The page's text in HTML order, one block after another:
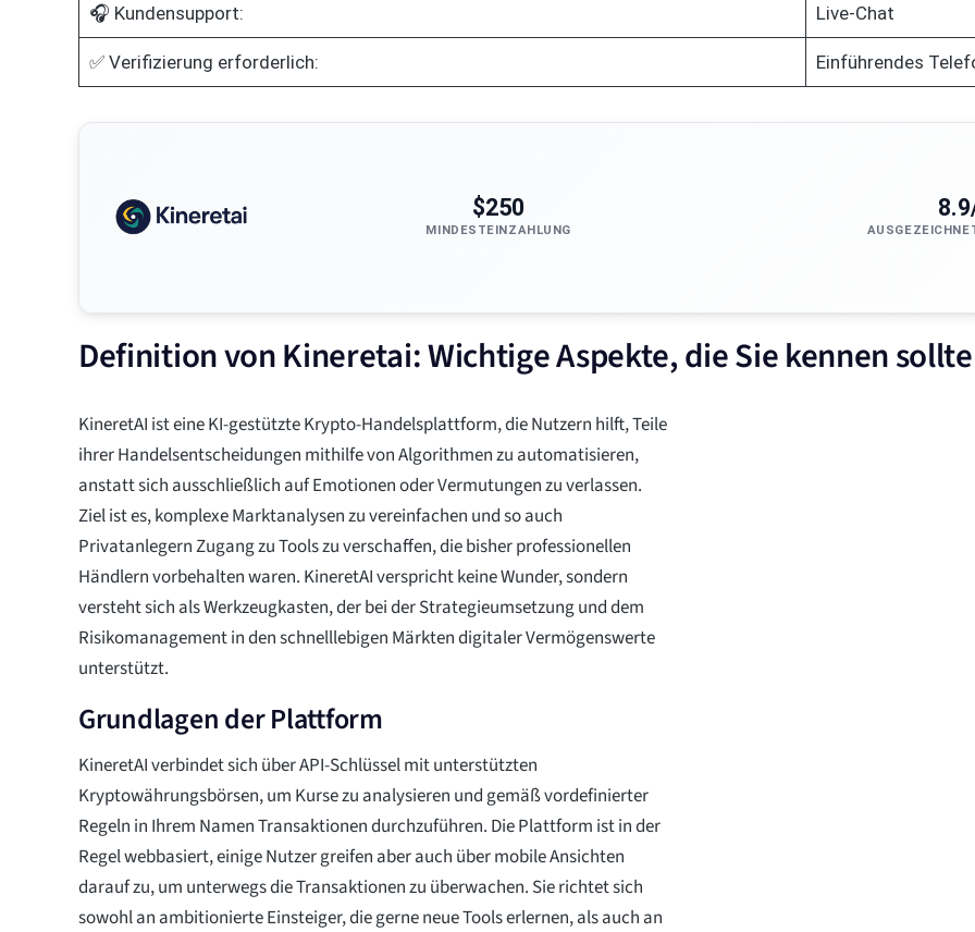
🎧 Kundensupport: Live-Chat
✅ Verifizierung erforderlich: Einführendes
$250
MINDESTEINZAHLUNG
Definition von Kineretai: Wichtige Aspekte, die Sie kennen
KineretAI ist eine KI-gestützte Krypto-Handelsplattform, die Nutzern hilft, Teile
ihrer Handelsentscheidungen mithilfe von Algorithmen zu automatisieren,
anstatt sich ausschließlich auf Emotionen oder Vermutungen zu verlassen.
Ziel ist es, komplexe Marktanalysen zu vereinfachen und so auch
Privatanlegern Zugang zu Tools zu verschaffen, die bisher professionellen
Händlern vorbehalten waren. KineretAI verspricht keine Wunder, sondern
versteht sich als Werkzeugkasten, der bei der Strategieumsetzung und dem
Risikomanagement in den schnelllebigen Märkten digitaler Vermögenswerte
unterstützt.
Grundlagen der Plattform
KineretAI verbindet sich über API-Schlüssel mit unterstützten
Kryptowährungsbörsen, um Kurse zu analysieren und gemäß vordefinierter
Regeln in Ihrem Namen Transaktionen durchzuführen. Die Plattform ist in der
Regel webbasiert, einige Nutzer greifen aber auch über mobile Ansichten
darauf zu, um unterwegs die Transaktionen zu überwachen. Sie richtet sich
sowohl an ambitionierte Einsteiger, die gerne neue Tools erlernen, als auch an